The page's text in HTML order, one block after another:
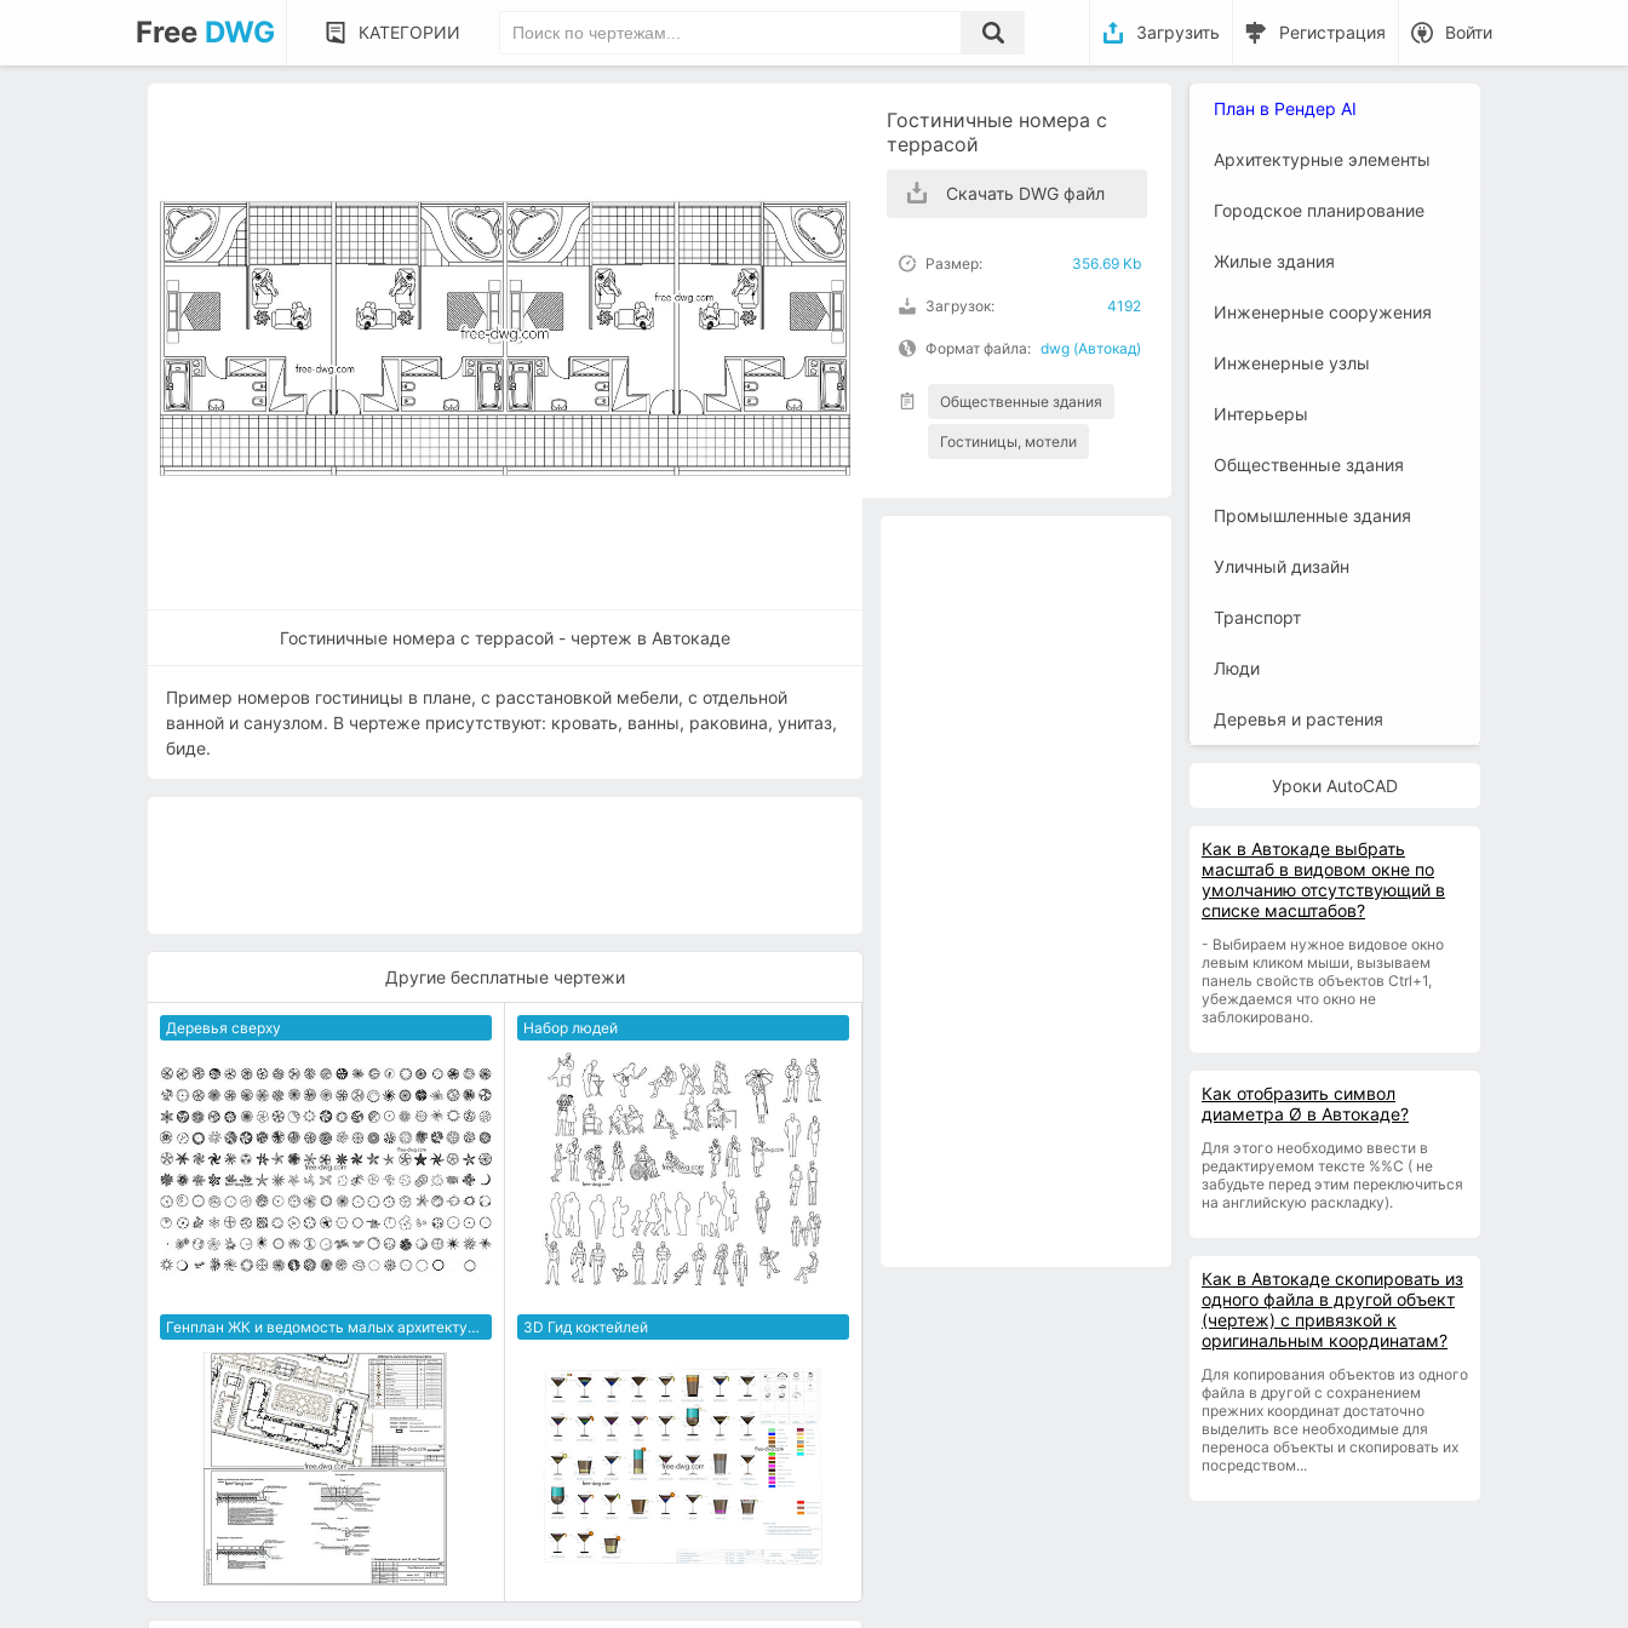
Free DWG КАТЕГОРИИ Загрузить Регистрация Войти
Гостиничные номера с
террасой
Скачать DWG файл
Размер: 356.69 Kb
Загрузок: 4192
Формат файла: dwg (Автокад)
Общественные здания
Гостиницы, мотели
Гостиничные номера с террасой - чертеж в Автокаде
Пример номеров гостиницы в плане, с расстановкой мебели, с отдельной
ванной и санузлом. В чертеже присутствуют: кровать, ванны, раковина, унитаз,
биде.
Другие бесплатные чертежи
Деревья сверху Набор людей
Генплан ЖК и ведомость малых архитектурных форм 3D Гид коктейлей
План в Рендер AI
Архитектурные элементы
Городское планирование
Жилые здания
Инженерные сооружения
Инженерные узлы
Интерьеры
Общественные здания
Промышленные здания
Уличный дизайн
Транспорт
Люди
Деревья и растения
Уроки AutoCAD
Как в Автокаде выбрать
масштаб в видовом окне по
умолчанию отсутствующий в
списке масштабов?
- Выбираем нужное видовое окно
левым кликом мыши, вызываем
панель свойств объектов Ctrl+1,
убеждаемся что окно не
заблокировано.
Как отобразить символ
диаметра Ø в Автокаде?
Для этого необходимо ввести в
редактируемом тексте %%С ( не
забудьте перед этим переключиться
на английскую раскладку).
Как в Автокаде скопировать из
одного файла в другой объект
(чертеж) с привязкой к
оригинальным координатам?
Для копирования объектов из одного
файла в другой с сохранением
прежних координат достаточно
выделить все необходимые для
переноса объекты и скопировать их
посредством...